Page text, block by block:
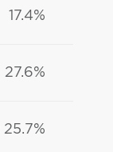
17.4%
27.6%
25.7%